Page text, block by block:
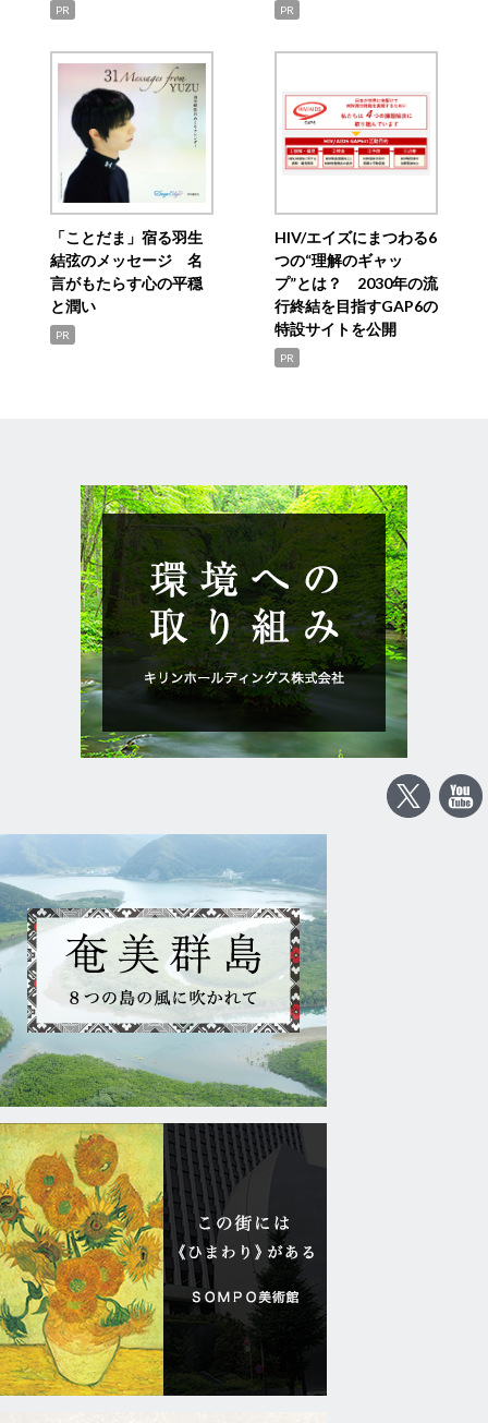
PR PR
「ことだま」宿る羽生
結弦のメッセージ 名
言がもたらす心の平穏
と潤い
PR
HIV/エイズにまつわる6
つの“理解のギャッ
プ”とは？ 2030年の流
行終結を目指すGAP6の
特設サイトを公開
PR